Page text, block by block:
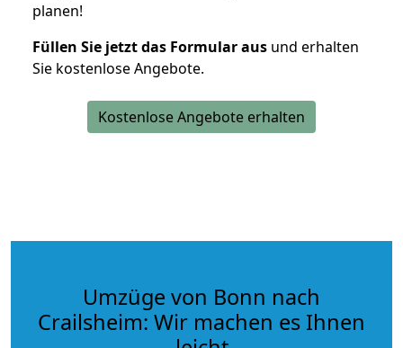
planen!
Füllen Sie jetzt das Formular aus und erhalten
Sie kostenlose Angebote.
Kostenlose Angebote erhalten
Umzüge von Bonn nach
Crailsheim: Wir machen es Ihnen